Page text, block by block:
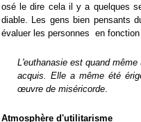
osé le dire cela il y a quelques
diable. Les gens bien pensants
évaluer les personnes en
L'euthanasie est quand
acquis. Elle a même été
œuvre de miséricorde.
Atmosphère d'utilitarisme